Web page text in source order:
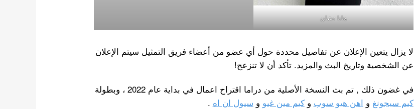
هانا تشان
لا يزال يتعين الإعلان عن تفاصيل محددة حول أي عضو من أعضاء فريق التمثيل سيتم الإعلان
عن الشخصية وتاريخ البث والمزيد. تأكد أن لا تنزعج!
في غضون ذلك , تم بث النسخة الأصلية من دراما اقتراح اعمال في بداية عام 2022 ، وبطولة
كيم سيجونغ و اهن هيو سوب وكيم مين غيو و سيول ان اه .